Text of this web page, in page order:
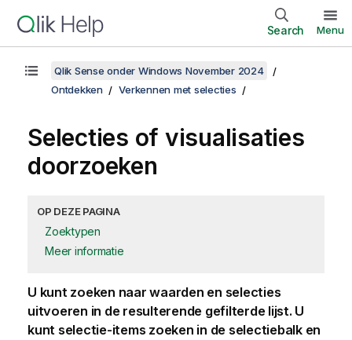
Search Menu
Qlik Sense onder Windows November 2024
Ontdekken
Verkennen met selecties
Selecties of visualisaties
doorzoeken
OP DEZE PAGINA
Zoektypen
Meer informatie
U kunt zoeken naar waarden en selecties
uitvoeren in de resulterende gefilterde lijst. U
kunt selectie-items zoeken in de selectiebalk en